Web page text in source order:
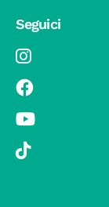
Seguici